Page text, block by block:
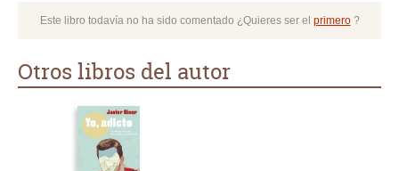
Este libro todavía no ha sido comentado ¿Quieres ser el primero?
Otros libros del autor